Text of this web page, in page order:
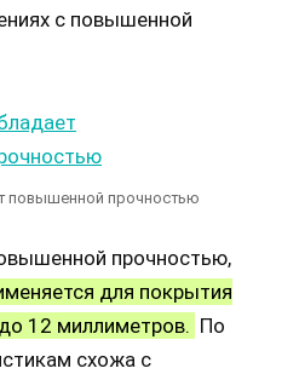
с повышенной
повышенной прочностью
прочностью,
для покрытия
12 миллиметров. По
схожа с